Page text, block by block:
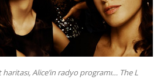
Alice’in radyo programı… The L